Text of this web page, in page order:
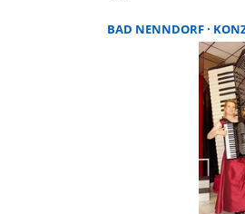
BAD NENNDORF